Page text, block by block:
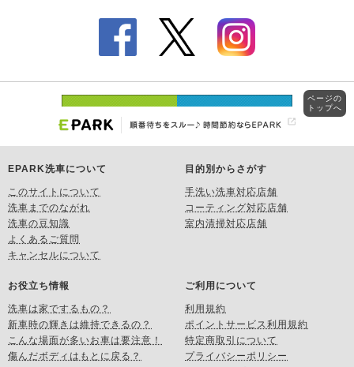
EPARK洗車について
このサイトについて
洗車までのながれ
洗車の豆知識
よくあるご質問
キャンセルについて
目的別からさがす
手洗い洗車対応店舗
コーティング対応店舗
室内清掃対応店舗
お役立ち情報
洗車は家でするもの？
新車時の輝きは維持できるの？
こんな場面が多いお車は要注意！
傷んだボディはもとに戻る？
ご利用について
利用規約
ポイントサービス利用規約
特定商取引について
プライバシーポリシー
ページの
トップへ